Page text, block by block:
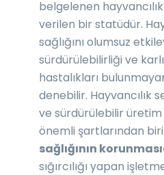
belgelenen
verilen bir statüdür.
sağlığını olumsuz
sürdürülebilirliği ve
hastalıkları
denebilir. Hayvancılık
ve sürdürülebilir
önemli şartlarından biri
sağlığının
sığırcılığı yapan